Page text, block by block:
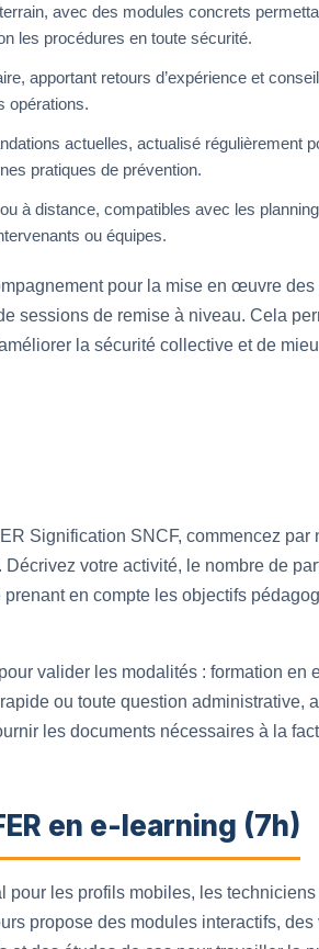
avec des modules concrets
les procédures en toute sécurité.
apportant retours d’expérience et
opérations.
actuelles, actualisé régulièrement
pratiques de prévention.
à distance, compatibles avec les
ou équipes.
pour la mise en œuvre
sessions de remise à niveau. Cela
la sécurité collective et de
Signification SNCF, commencez
votre activité, le nombre de
en compte les objectifs
valider les modalités : formation en
ou toute question administrative,
les documents nécessaires à la
en e-learning (7h)
pour les profils mobiles, les
propose des modules interactifs,